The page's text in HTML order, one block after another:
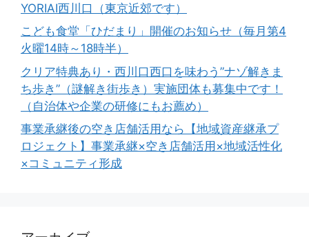
YORIAI西川口（東京近郊です）
こども食堂「ひだまり」開催のお知らせ（毎月第4
火曜14時～18時半）
クリア特典あり・西川口西口を味わう”ナゾ解きま
ち歩き”（謎解き街歩き）実施団体も募集中です！
（自治体や企業の研修にもお薦め）
事業承継後の空き店舗活用なら【地域資産継承プ
ロジェクト】事業承継×空き店舗活用×地域活性化
×コミュニティ形成